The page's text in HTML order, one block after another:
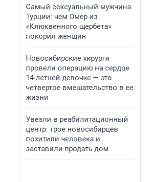
Самый сексуальный мужчина
Турции: чем Омер из
«Клюквенного щербета»
покорил женщин
Новосибирские хирурги
провели операцию на сердце
14-летней девочке — это
четвертое вмешательство в ее
жизни
Увезли в реабилитационный
центр: трое новосибирцев
похитили человека и
заставили продать дом